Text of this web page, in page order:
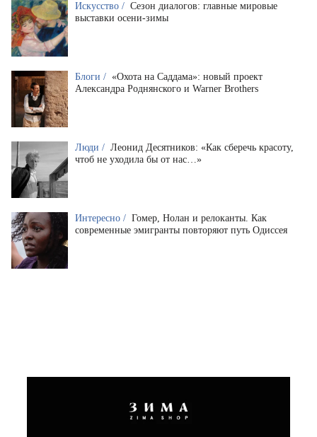
Искусство / Сезон диалогов: главные мировые
выставки осени-зимы
Блоги / «Охота на Саддама»: новый проект
Александра Роднянского и Warner Brothers
Люди / Леонид Десятников: «Как сберечь красоту,
чтоб не уходила бы от нас…»
Интересно / Гомер, Нолан и релоканты. Как
современные эмигранты повторяют путь Одиссея